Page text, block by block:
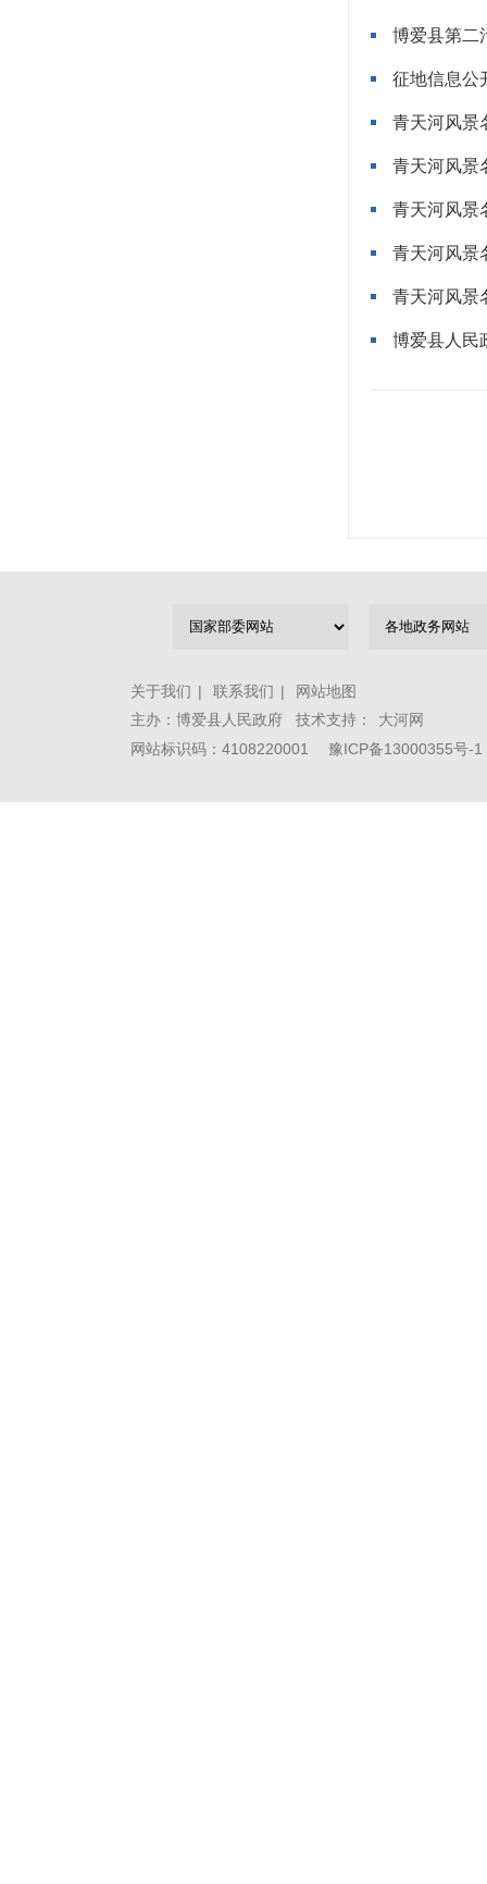
博爱县第二
征地信息公
青天河风景
青天河风景
青天河风景
青天河风景
青天河风景
博爱县人民
关于我们 | 联系我们 |
网站地图
主办：博爱县人民政府 技术支持：
大河网
网站标识码：4108220001
豫ICP备13000355号-1